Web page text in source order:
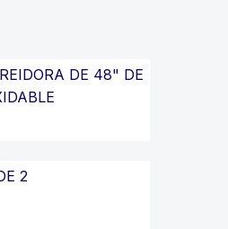
DE 48" DE
2